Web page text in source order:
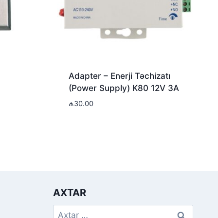
Adapter – Enerji Təchizatı
(Power Supply) K80 12V 3A
₼30.00
AXTAR
Axtarış: